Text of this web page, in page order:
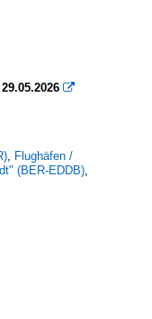

, Flughäfen /
(BER-EDDB),